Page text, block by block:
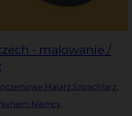
- malowanie /
,Malarz,Szpachlarz,
,Niemcy,